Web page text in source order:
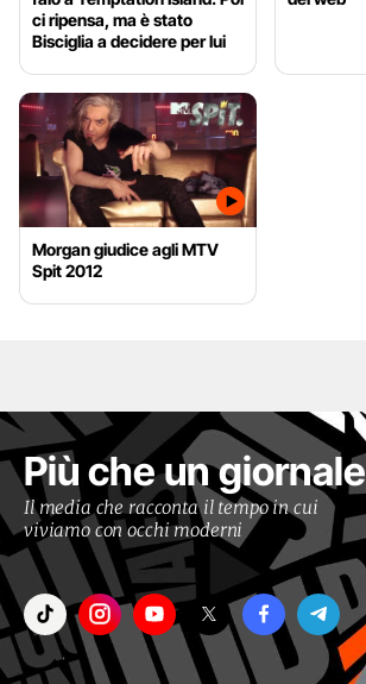
ci ripensa, ma è stato
Bisciglia a decidere per lui
Morgan giudice agli MTV
Spit 2012
Più che un giornale
Il media che racconta il tempo in cui
viviamo con occhi moderni